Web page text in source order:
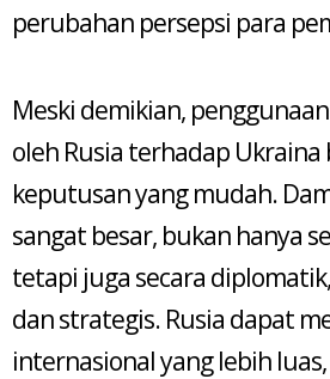
perubahan persepsi para
Meski demikian,
oleh Rusia terhadap
keputusan yang mudah.
sangat besar, bukan hanya
tetapi juga secara
dan strategis. Rusia dapat
internasional yang lebih